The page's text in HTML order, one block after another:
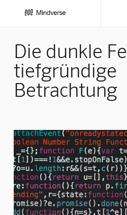
Die dunkle
tiefgründige
Betrachtung